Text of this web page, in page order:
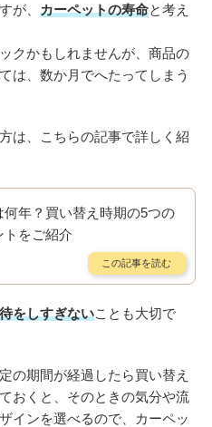
が、 カーペットの寿命と考え
クかもしれませんが、商品の
は、数か月でへたってしまう
は、こちらの記事で詳しく紹
何年？買い替え時期の5つの
トをご紹介
をしすぎないことも大切で
の期間が経過したら買い替え
おくと、そのときの気分や流
インを選べるので、カーペッ